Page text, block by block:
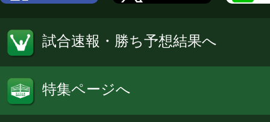
試合速報・勝ち予想結果へ
特集ページへ